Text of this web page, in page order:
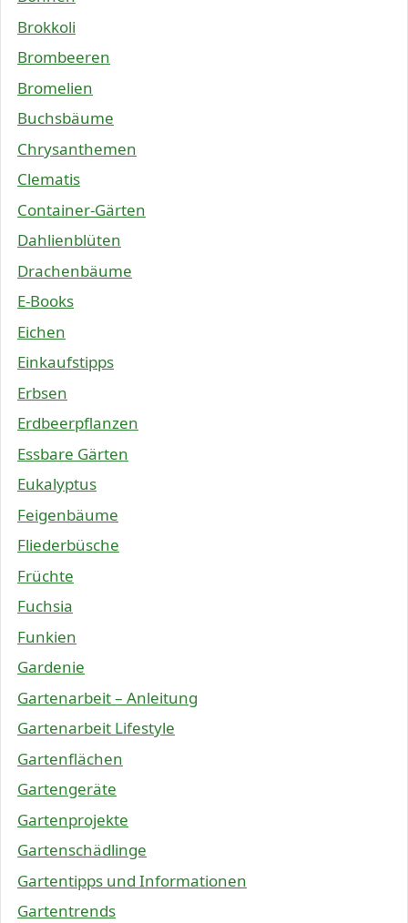
Brokkoli
Brombeeren
Bromelien
Buchsbäume
Chrysanthemen
Clematis
Container-Gärten
Dahlienblüten
Drachenbäume
E-Books
Eichen
Einkaufstipps
Erbsen
Erdbeerpflanzen
Essbare Gärten
Eukalyptus
Feigenbäume
Fliederbüsche
Früchte
Fuchsia
Funkien
Gardenie
Gartenarbeit – Anleitung
Gartenarbeit Lifestyle
Gartenflächen
Gartengeräte
Gartenprojekte
Gartenschädlinge
Gartentipps und Informationen
Gartentrends